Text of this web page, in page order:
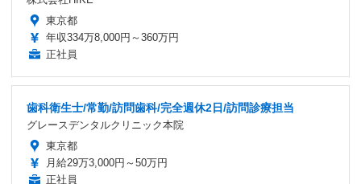
東京都
年収334万8,000円～360万円
正社員
歯科衛生士/常勤/訪問歯科/完全週休2日/訪問診療担当
グレースデンタルクリニック本院
東京都
月給29万3,000円～50万円
正社員